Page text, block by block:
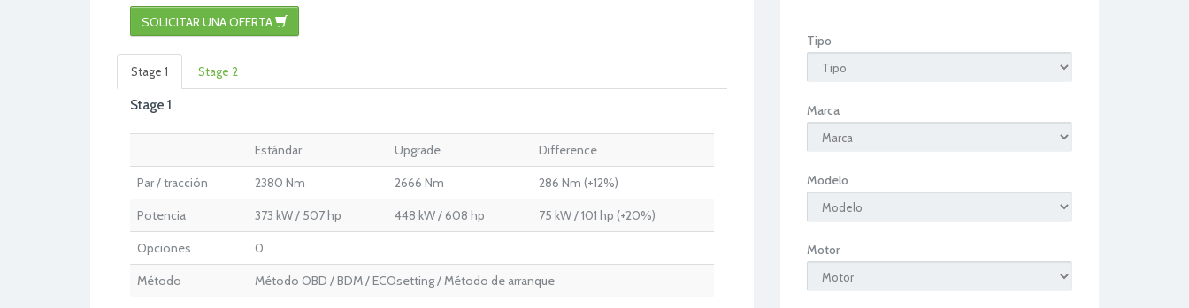
SOLICITAR UNA OFERTA
Stage 1 Stage 2
Stage 1
Estándar Upgrade Difference
Par / tracción 2380 Nm 2666 Nm 286 Nm (+12%)
Potencia 373 kW / 507 hp 448 kW / 608 hp 75 kW / 101 hp (+20%)
Opciones 0
Método Método OBD / BDM / ECOsetting / Método de arranque
Tipo
Marca
Modelo
Motor